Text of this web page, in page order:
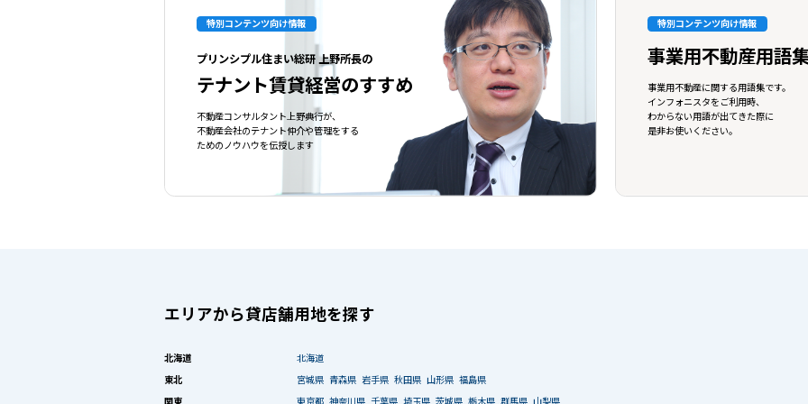
特別コンテンツ向け情報
プリンシプル住まい総研 上野所長の
テナント賃貸経営のすすめ
不動産コンサルタント上野典行が、
不動産会社のテナント仲介や管理をする
ためのノウハウを伝授します
特別コンテンツ向け情報
事業用不動産用語
事業用不動産に関する用語集です。
インフォニスタをご利用時、
わからない用語が出てきた際に
是非お使いください。
エリアから貸店舗用地を探す
北海道 北海道
東北 宮城県 青森県 岩手県 秋田県 山形県 福島県
関東 東京都 神奈川県 千葉県 埼玉県 茨城県 栃木県 群馬県 山梨県